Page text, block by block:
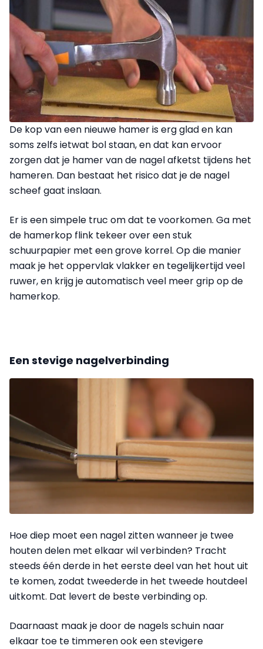
De kop van een nieuwe hamer is erg glad en kan
soms zelfs ietwat bol staan, en dat kan ervoor
zorgen dat je hamer van de nagel afketst tijdens het
hameren. Dan bestaat het risico dat je de nagel
scheef gaat inslaan.
Er is een simpele truc om dat te voorkomen. Ga met
de hamerkop flink tekeer over een stuk
schuurpapier met een grove korrel. Op die manier
maak je het oppervlak vlakker en tegelijkertijd veel
ruwer, en krijg je automatisch veel meer grip op de
hamerkop.
Een stevige nagelverbinding
Hoe diep moet een nagel zitten wanneer je twee
houten delen met elkaar wil verbinden? Tracht
steeds één derde in het eerste deel van het hout uit
te komen, zodat tweederde in het tweede houtdeel
uitkomt. Dat levert de beste verbinding op.
Daarnaast maak je door de nagels schuin naar
elkaar toe te timmeren ook een stevigere